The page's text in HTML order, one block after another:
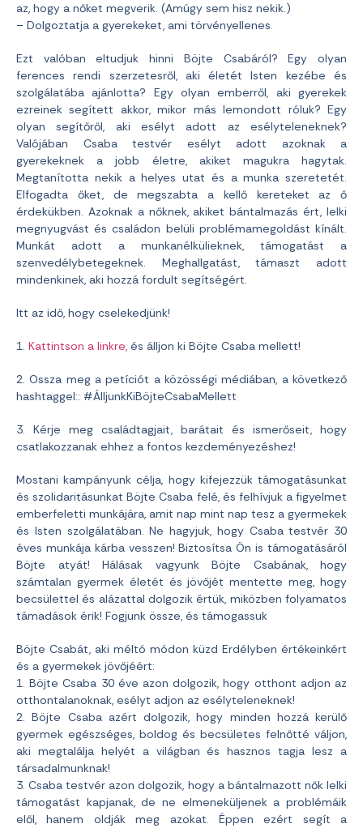
az, hogy a nőket megverik. (Amúgy sem hisz nekik.)
– Dolgoztatja a gyerekeket, ami törvényellenes.
Ezt valóban eltudjuk hinni Böjte Csabáról? Egy olyan
ferences rendi szerzetesről, aki életét Isten kezébe és
szolgálatába ajánlotta? Egy olyan emberről, aki gyerekek
ezreinek segített akkor, mikor más lemondott róluk? Egy
olyan segítőről, aki esélyt adott az esélyteleneknek?
Valójában Csaba testvér esélyt adott azoknak a
gyerekeknek a jobb életre, akiket magukra hagytak.
Megtanította nekik a helyes utat és a munka szeretetét.
Elfogadta őket, de megszabta a kellő kereteket az ő
érdekükben. Azoknak a nőknek, akiket bántalmazás ért, lelki
megnyugvást és családon belüli problémamegoldást kínált.
Munkát adott a munkanélkülieknek, támogatást a
szenvedélybetegeknek. Meghallgatást, támaszt adott
mindenkinek, aki hozzá fordult segítségért.
Itt az idő, hogy cselekedjünk!
1. Kattintson a linkre, és álljon ki Böjte Csaba mellett!
2. Ossza meg a petíciót a közösségi médiában, a következő
hashtaggel:: #ÁlljunkKiBöjteCsabaMellett
3. Kérje meg családtagjait, barátait és ismerőseit, hogy
csatlakozzanak ehhez a fontos kezdeményezéshez!
Mostani kampányunk célja, hogy kifejezzük támogatásunkat
és szolidaritásunkat Böjte Csaba felé, és felhívjuk a figyelmet
emberfeletti munkájára, amit nap mint nap tesz a gyermekek
és Isten szolgálatában. Ne hagyjuk, hogy Csaba testvér 30
éves munkája kárba vesszen! Biztosítsa Ön is támogatásáról
Böjte atyát! Hálásak vagyunk Böjte Csabának, hogy
számtalan gyermek életét és jövőjét mentette meg, hogy
becsülettel és alázattal dolgozik értük, miközben folyamatos
támadások érik! Fogjunk össze, és támogassuk
Böjte Csabát, aki méltó módon küzd Erdélyben értékeinkért
és a gyermekek jövőjéért:
1. Böjte Csaba 30 éve azon dolgozik, hogy otthont adjon az
otthontalanoknak, esélyt adjon az esélyteleneknek!
2. Böjte Csaba azért dolgozik, hogy minden hozzá kerülő
gyermek egészséges, boldog és becsületes felnőtté váljon,
aki megtalálja helyét a világban és hasznos tagja lesz a
társadalmunknak!
3. Csaba testvér azon dolgozik, hogy a bántalmazott nők lelki
támogatást kapjanak, de ne elmeneküljenek a problémáik
elől, hanem oldják meg azokat. Éppen ezért segít a